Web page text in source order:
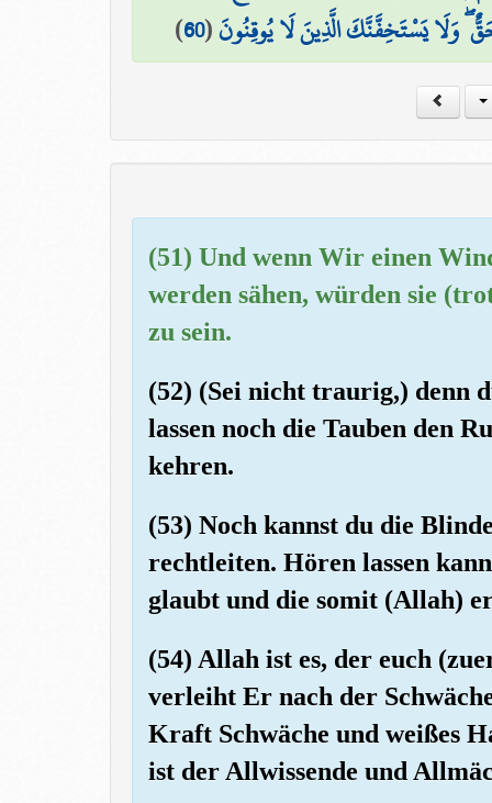
وَلَا يَسْتَخِفَّنَّكَ الَّذِينَ لَا يُوقِنُونَ(
60
)
(51) Und wenn Wir einen
werden sähen, würden sie
zu sein.
(52) (Sei nicht traurig,) denn
lassen noch die Tauben den
kehren.
(53) Noch kannst du die
rechtleiten. Hören lassen
glaubt und die somit (Allah)
(54) Allah ist es, der euch
verleiht Er nach der
Kraft Schwäche und weißes
ist der Allwissende und